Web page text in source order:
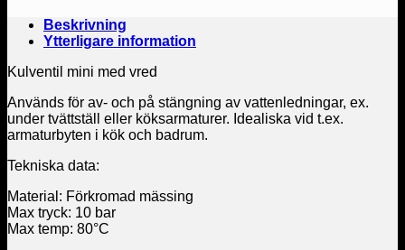
Beskrivning
Ytterligare information
Kulventil mini med vred
Används för av- och på stängning av vattenledningar, ex.
under tvättställ eller köksarmaturer. Idealiska vid t.ex.
armaturbyten i kök och badrum.
Tekniska data:
Material: Förkromad mässing
Max tryck: 10 bar
Max temp: 80°C